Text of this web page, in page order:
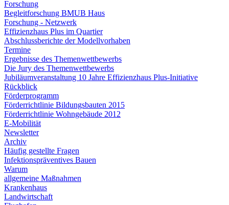
Forschung
Begleitforschung BMUB Haus
Forschung - Netzwerk
Effizienzhaus Plus im Quartier
Abschlussberichte der Modellvorhaben
Termine
Ergebnisse des Themenwettbewerbs
Die Jury des Themenwettbewerbs
Jubiläumveranstaltung 10 Jahre Effizienzhaus Plus-Initiative
Rückblick
Förderprogramm
Förderrichtlinie Bildungsbauten 2015
Förderrichtlinie Wohngebäude 2012
E-Mobilität
Newsletter
Archiv
Häufig gestellte Fragen
Infektionspräventives Bauen
Warum
allgemeine Maßnahmen
Krankenhaus
Landwirtschaft